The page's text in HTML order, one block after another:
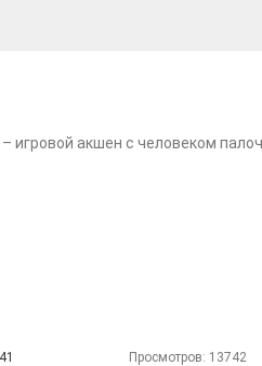
игровой акшен с человеком
Просмотров: 13742